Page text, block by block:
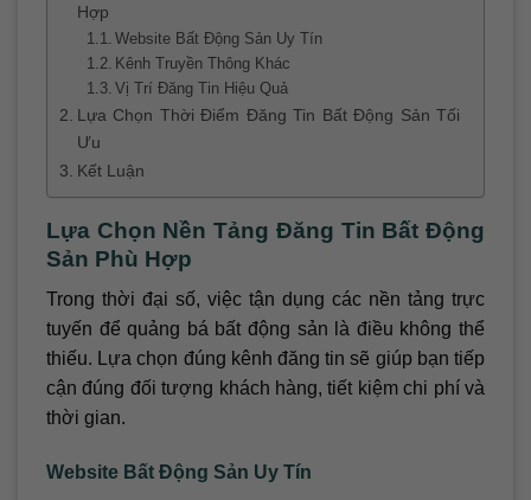
Hợp
Website Bất Động Sản Uy Tín
Kênh Truyền Thông Khác
Vị Trí Đăng Tin Hiệu Quả
Lựa Chọn Thời Điểm Đăng Tin Bất Động Sản Tối
Ưu
Kết Luận
Lựa Chọn Nền Tảng Đăng Tin Bất Động
Sản Phù Hợp
Trong thời đại số, việc tận dụng các nền tảng trực
tuyến để quảng bá bất động sản là điều không thể
thiếu. Lựa chọn đúng kênh đăng tin sẽ giúp bạn tiếp
cận đúng đối tượng khách hàng, tiết kiệm chi phí và
thời gian.
Website Bất Động Sản Uy Tín